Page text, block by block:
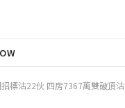
標沽22伙 四房7367萬雙破頂沽